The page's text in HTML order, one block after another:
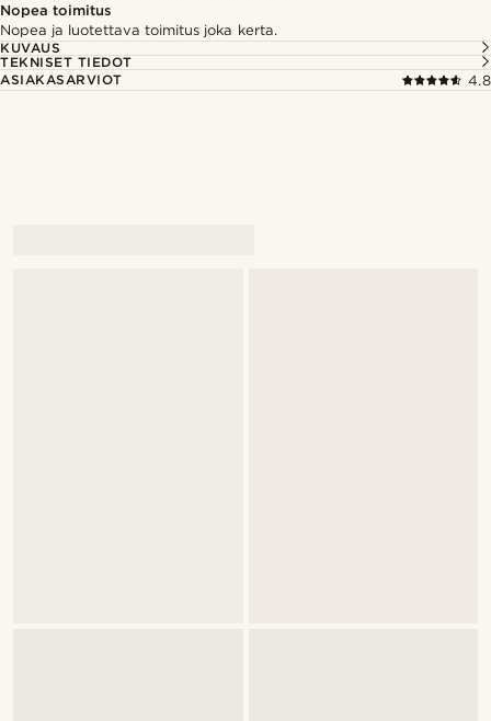
Nopea toimitus
Nopea ja luotettava toimitus joka kerta.
KUVAUS
TEKNISET TIEDOT
ASIAKASARVIOT
4.8